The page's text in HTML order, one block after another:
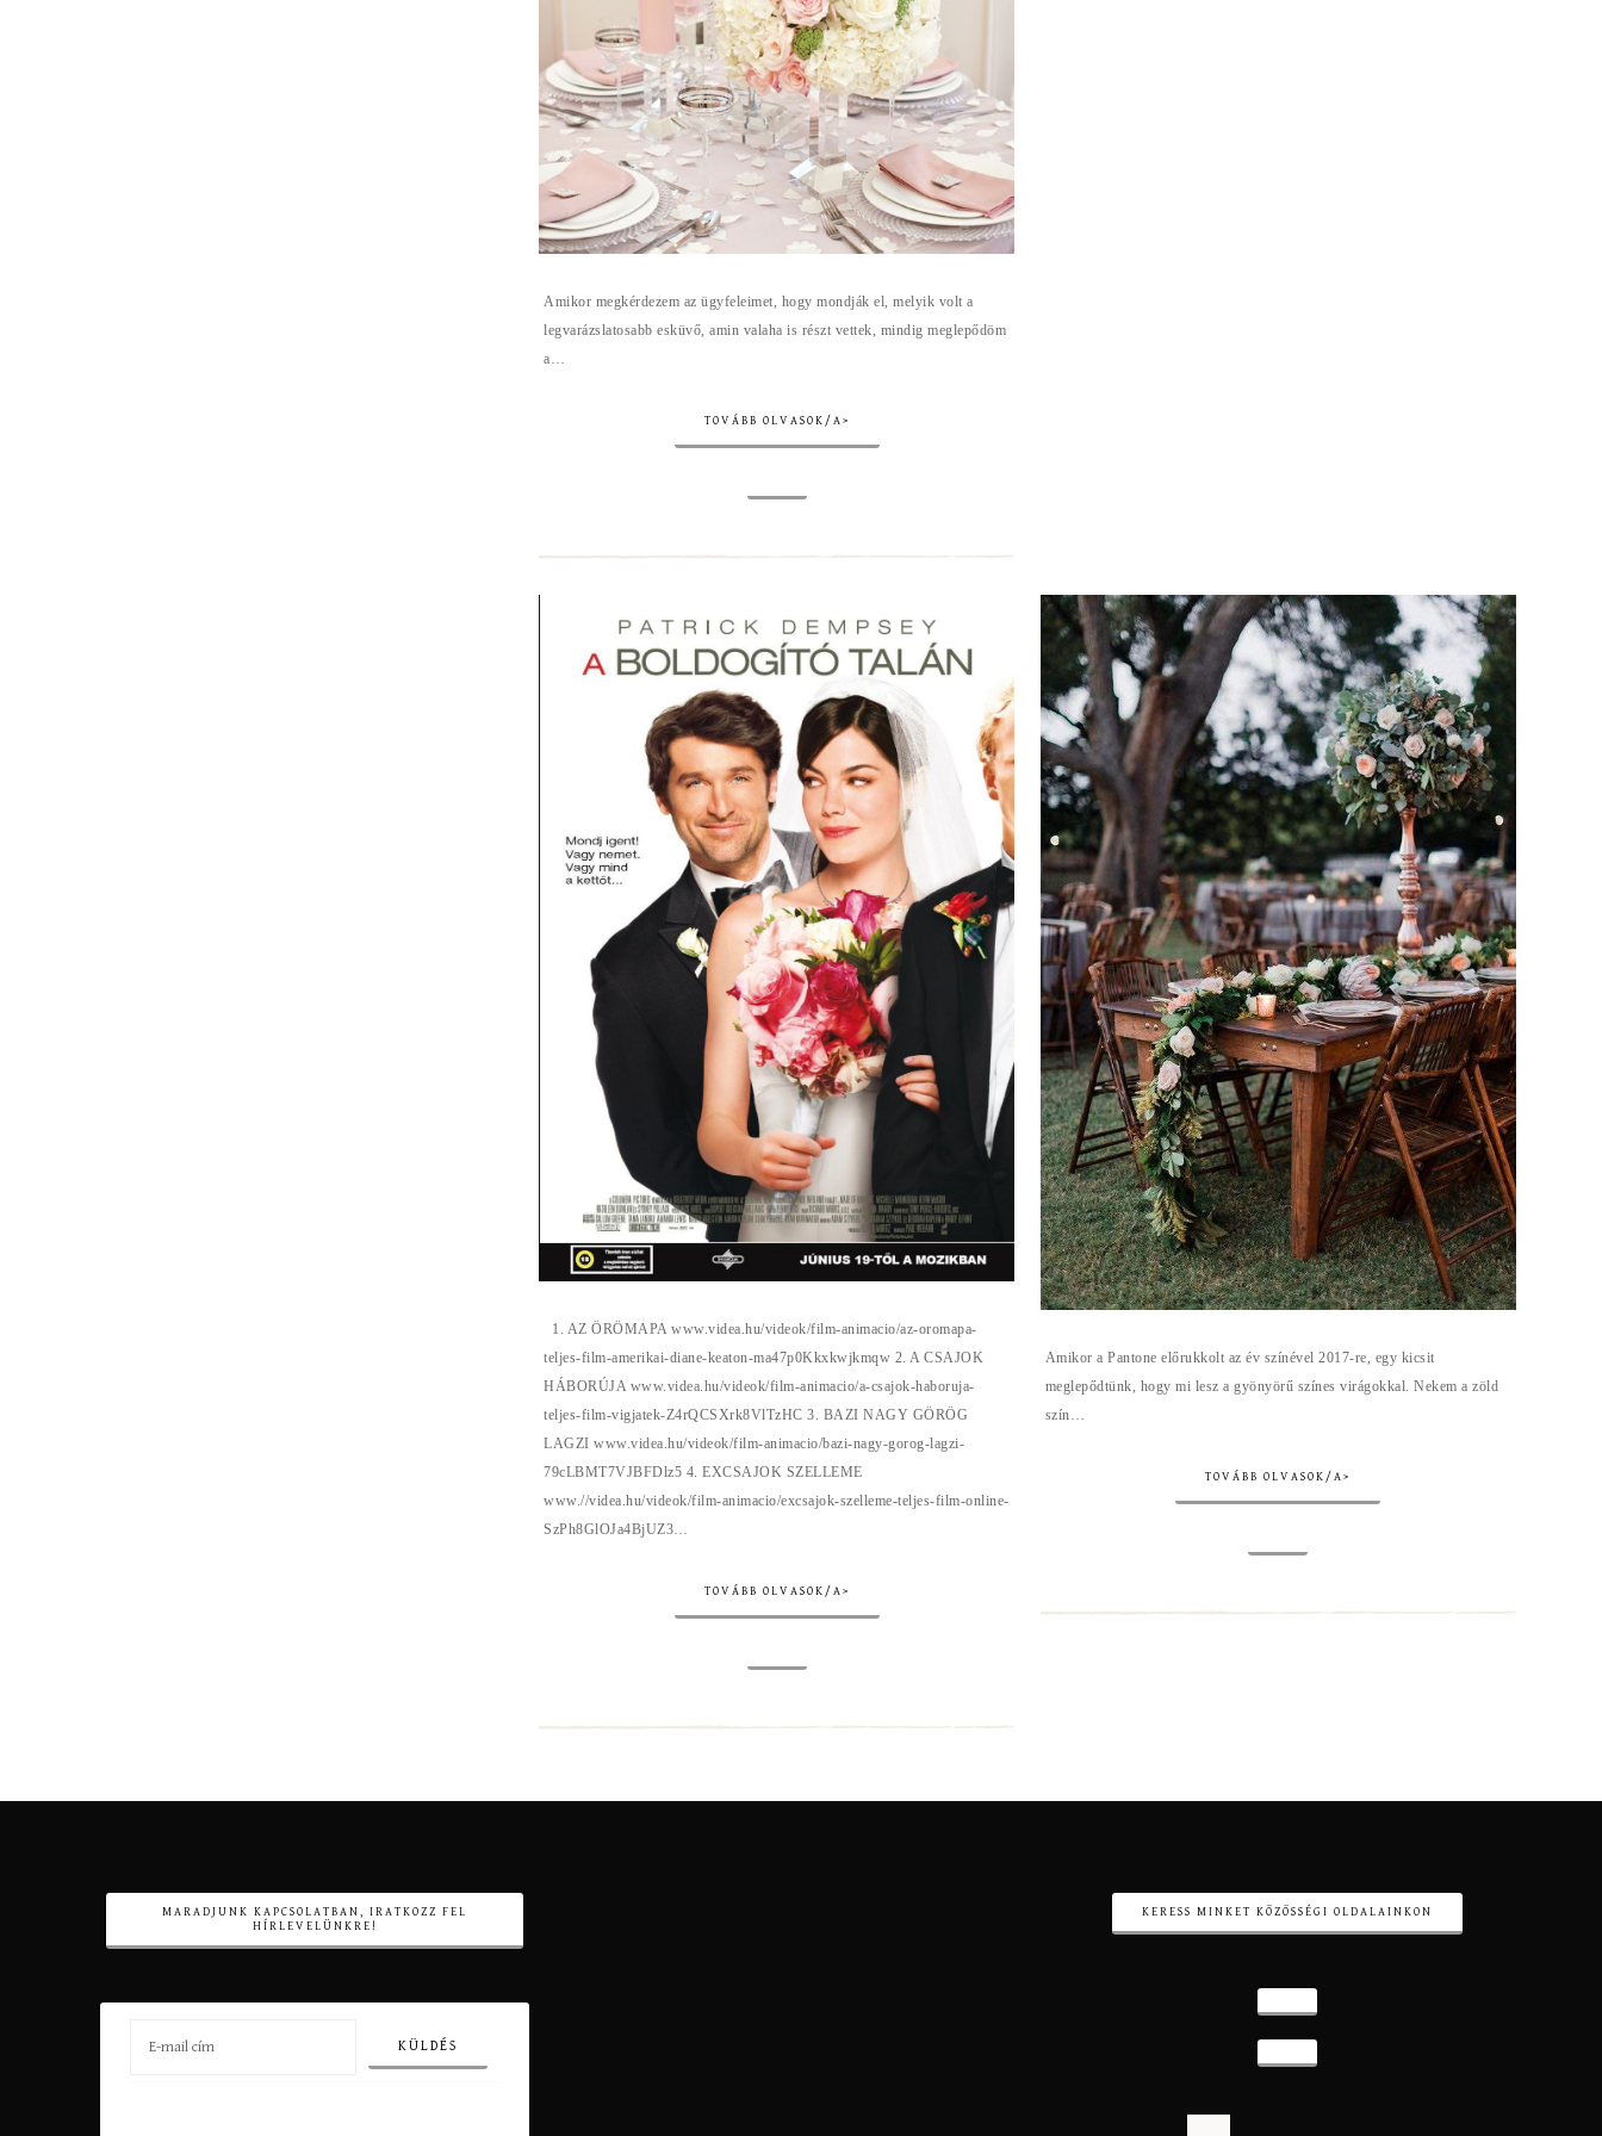
Amikor megkérdezem az ügyfeleimet, hogy mondják el, melyik volt a
legvarázslatosabb esküvő, amin valaha is részt vettek, mindig meglepődöm
a…
TOVÁBB OLVASOK/A>
1. AZ ÖRÖMAPA www.videa.hu/videok/film-animacio/az-oromapa-
teljes-film-amerikai-diane-keaton-ma47p0Kkxkwjkmqw 2. A CSAJOK
HÁBORÚJA www.videa.hu/videok/film-animacio/a-csajok-haboruja-
teljes-film-vigjatek-Z4rQCSXrk8VlTzHC 3. BAZI NAGY GÖRÖG
LAGZI www.videa.hu/videok/film-animacio/bazi-nagy-gorog-lagzi-
79cLBMT7VJBFDlz5 4. EXCSAJOK SZELLEME
www.//videa.hu/videok/film-animacio/excsajok-szelleme-teljes-film-online-
SzPh8GlOJa4BjUZ3…
TOVÁBB OLVASOK/A>
Amikor a Pantone előrukkolt az év színével 2017-re, egy kicsit
meglepődtünk, hogy mi lesz a gyönyörű színes virágokkal. Nekem a zöld
szín…
TOVÁBB OLVASOK/A>
MARADJUNK KAPCSOLATBAN, IRATKOZZ FEL
HÍRLEVELÜNKRE!
KERESS MINKET KÖZÖSSÉGI OLDALAINKON